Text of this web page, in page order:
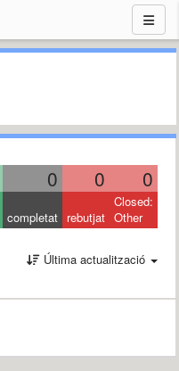
0 0 0
completat rebutjat
Closed:
Other
Última actualització